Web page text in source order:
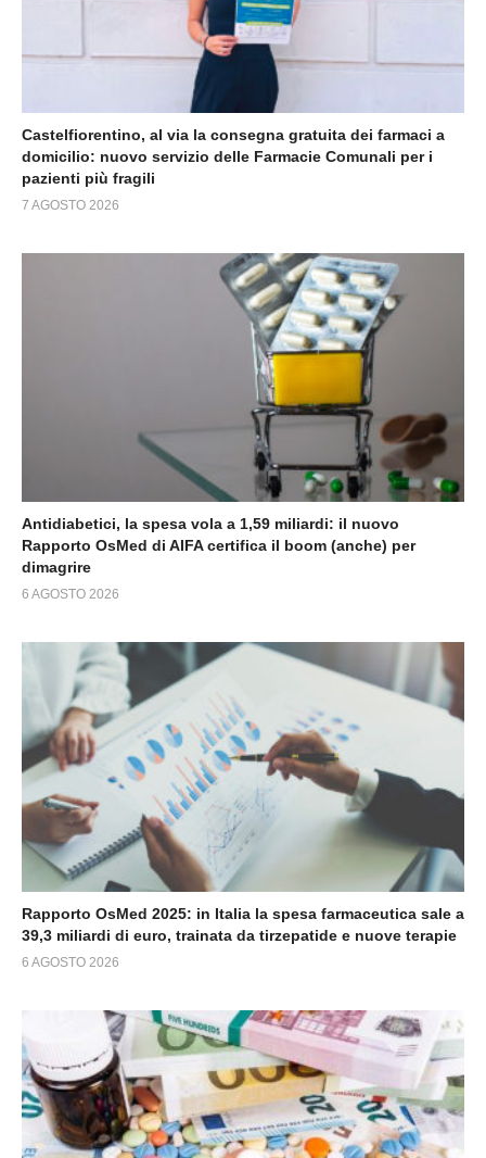
Castelfiorentino, al via la consegna gratuita dei farmaci a
domicilio: nuovo servizio delle Farmacie Comunali per i
pazienti più fragili
7 AGOSTO 2026
Antidiabetici, la spesa vola a 1,59 miliardi: il nuovo
Rapporto OsMed di AIFA certifica il boom (anche) per
dimagrire
6 AGOSTO 2026
Rapporto OsMed 2025: in Italia la spesa farmaceutica sale a
39,3 miliardi di euro, trainata da tirzepatide e nuove terapie
6 AGOSTO 2026